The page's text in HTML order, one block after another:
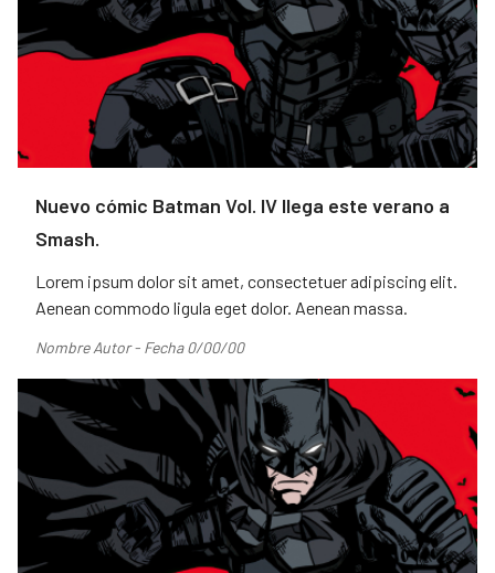
Nuevo cómic Batman Vol. IV llega este verano a
Smash.
Lorem ipsum dolor sit amet, consectetuer adipiscing elit.
Aenean commodo ligula eget dolor. Aenean massa.
Nombre Autor - Fecha 0/00/00